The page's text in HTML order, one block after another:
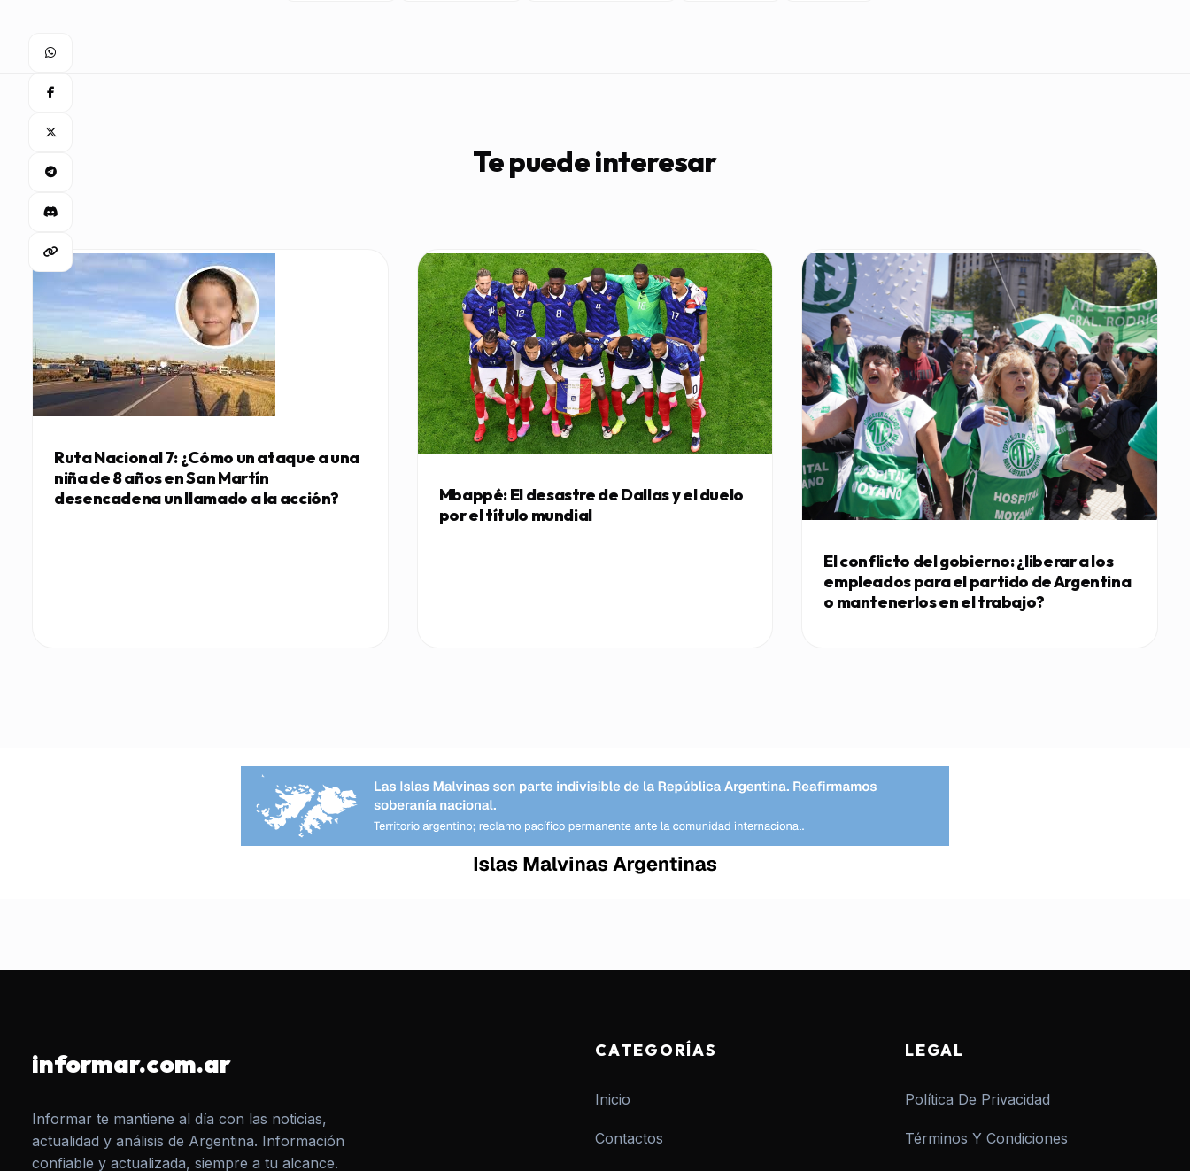
Te puede interesar
Ruta Nacional 7: ¿Cómo un ataque a una
niña de 8 años en San Martín
desencadena un llamado a la acción?
Mbappé: El desastre de Dallas y el duelo
por el título mundial
El conflicto del gobierno: ¿liberar a los
empleados para el partido de Argentina
o mantenerlos en el trabajo?
informar.com.ar
Informar te mantiene al día con las noticias,
actualidad y análisis de Argentina. Información
confiable y actualizada, siempre a tu alcance.
CATEGORÍAS
Inicio
Contactos
LEGAL
Política De Privacidad
Términos Y Condiciones